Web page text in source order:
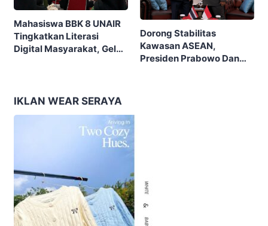
Mahasiswa BBK 8 UNAIR
Tingkatkan Literasi
Digital Masyarakat, Gelar
Dorong Stabilitas
Kawasan ASEAN,
Presiden Prabowo Dan
IKLAN WEAR SERAYA